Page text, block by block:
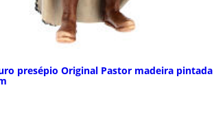
presépio Original Pastor madeira pintada